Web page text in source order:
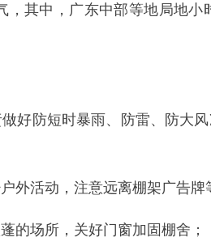
，其中，广东中部等地局地
好防短时暴雨、防雷、防大
外活动，注意远离棚架广告牌
的场所，关好门窗加固棚舍；